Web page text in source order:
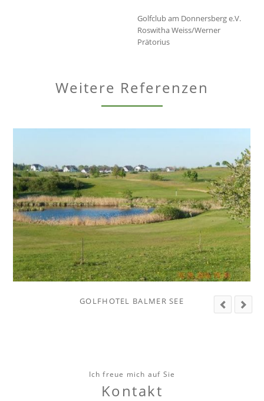
Golfclub am Donnersberg e.V.
Roswitha Weiss/Werner
Prätorius
Weitere Referenzen
Ich freue mich auf Sie
Kontakt